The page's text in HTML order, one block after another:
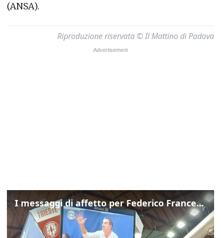
(ANSA).
Riproduzione riservata © Il Mattino di Padova
I messaggi di affetto per Federico Franceschin: così il mondo del basket gli è stato accanto fino all’ultimo